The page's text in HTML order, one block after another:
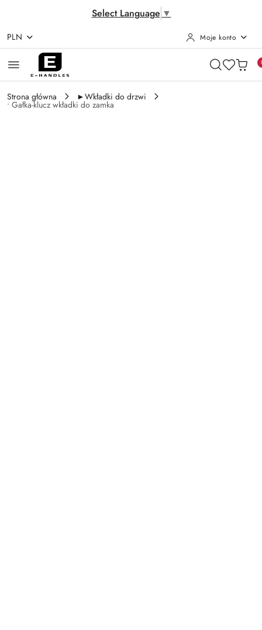
Select Language ▼
Przejdź do treści głównej
Przejdź do wyszukiwarki
Przejdź do moje konto
Przejdź do menu głównego
Przejdź do opisu produktu
Przejdź do stopki
PLN Moje konto
Strona główna ►Wkładki do drzwi
• Gałka-klucz wkładki do zamka